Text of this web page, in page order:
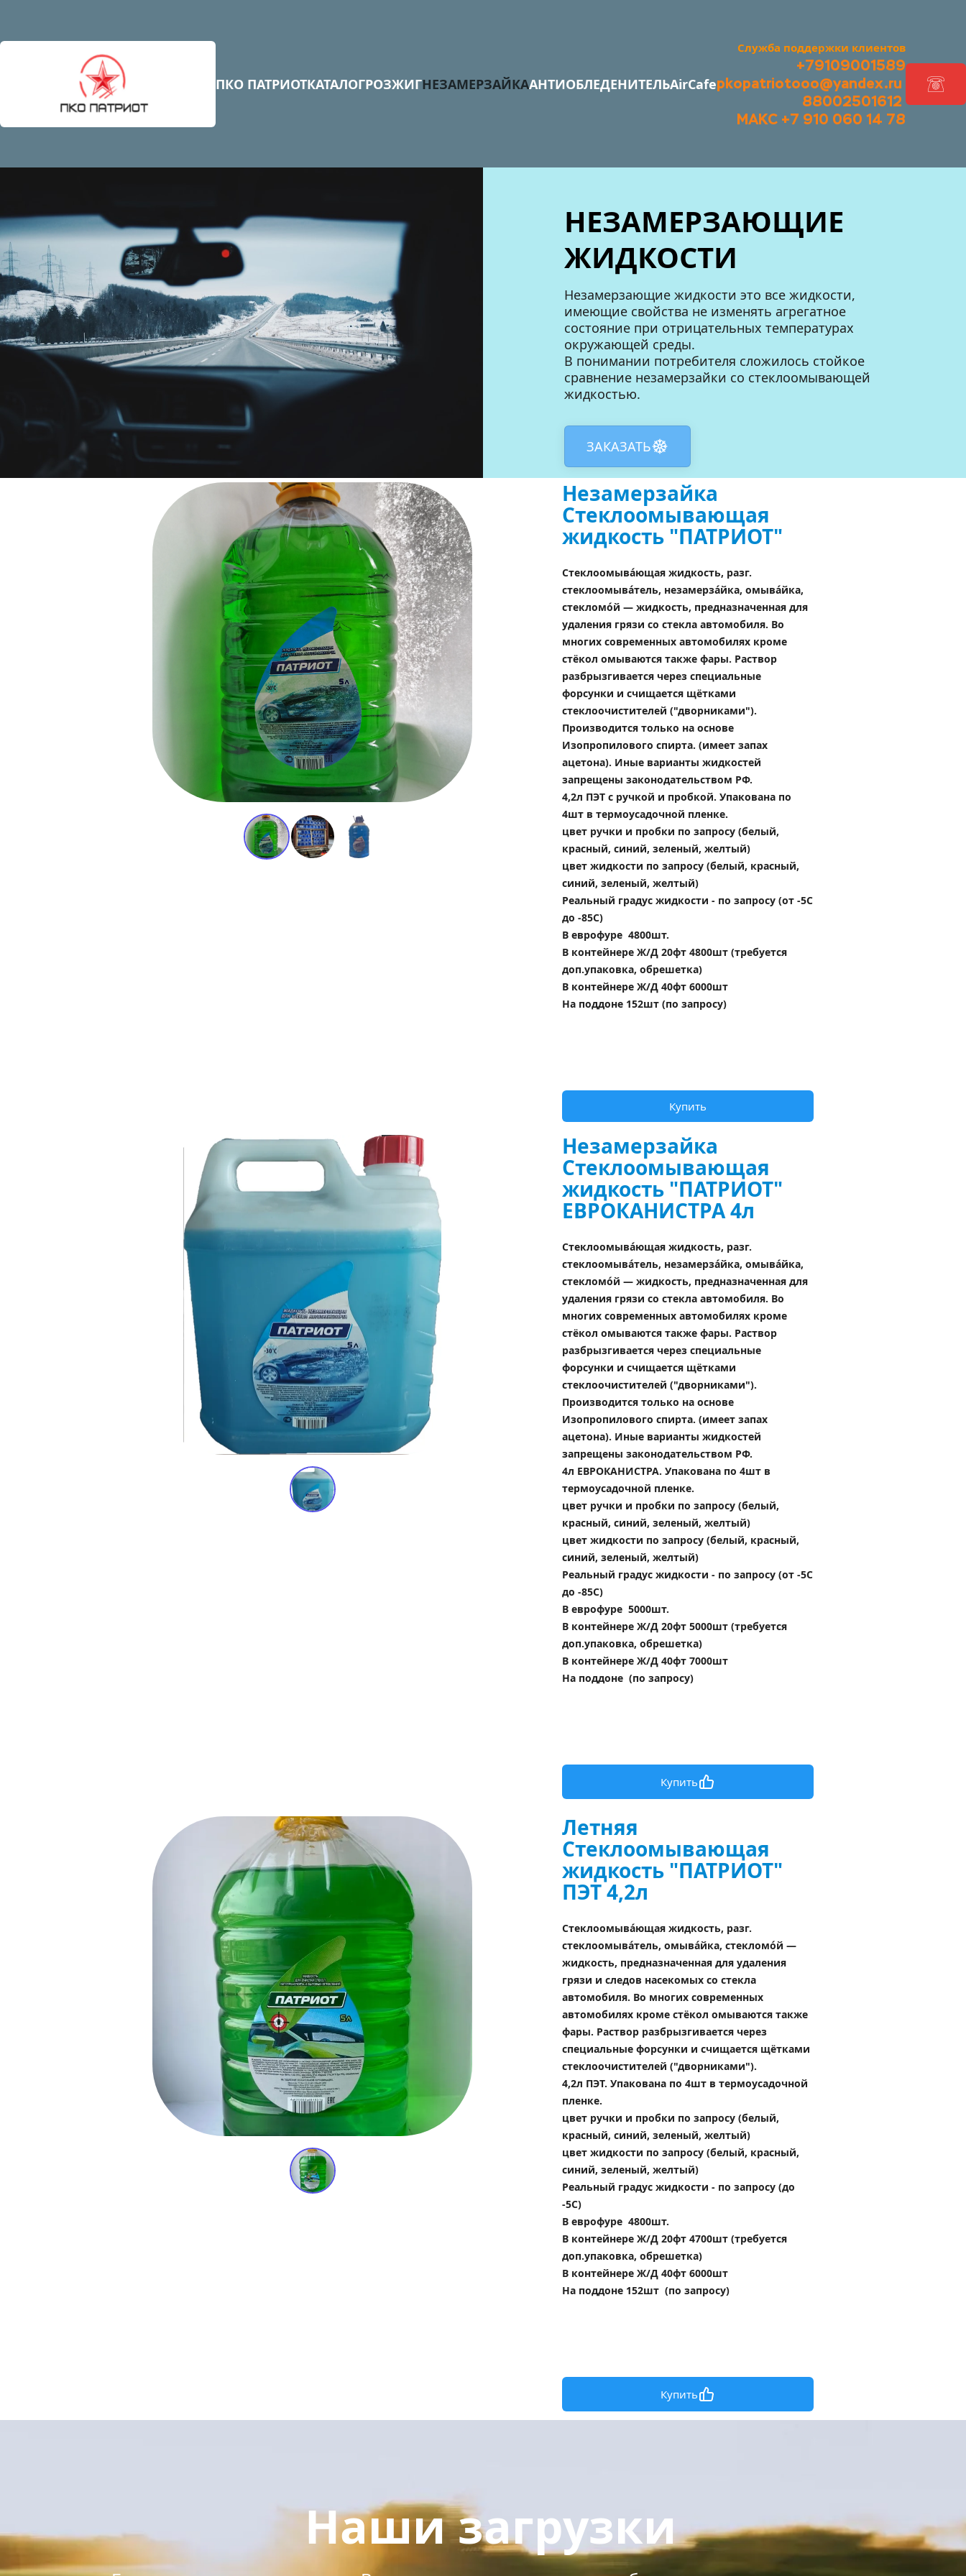
ПКО ПАТРИОТКАТАЛОГРОЗЖИГНЕЗАМЕРЗАЙКААНТИОБЛЕДЕНИТЕЛЬАirCafe
Служба поддержки клиентов
+79109001589
pkopatriotooo@yandex.ru
88002501612
МАКС +7 910 060 14 78
НЕЗАМЕРЗАЮЩИЕ
ЖИДКОСТИ
Незамерзающие жидкости это все жидкости,
имеющие свойства не изменять агрегатное
состояние при отрицательных температурах
окружающей среды.
В понимании потребителя сложилось стойкое
сравнение незамерзайки со стеклоомывающей
жидкостью.
ЗАКАЗАТЬ
Незамерзайка
Стеклоомывающая
жидкость "ПАТРИОТ"
Стеклоомывáющая жидкость, разг.
стеклоомывáтель, незамерзáйка, омывáйка,
стекломóй — жидкость, предназначенная для
удаления грязи со стекла автомобиля. Во
многих современных автомобилях кроме
стёкол омываются также фары. Раствор
разбрызгивается через специальные
форсунки и счищается щётками
стеклоочистителей ("дворниками").
Производится только на основе
Изопропилового спирта. (имеет запах
ацетона). Иные варианты жидкостей
запрещены законодательством РФ.
4,2л ПЭТ с ручкой и пробкой. Упакована по
4шт в термоусадочной пленке.
цвет ручки и пробки по запросу (белый,
красный, синий, зеленый, желтый)
цвет жидкости по запросу (белый, красный,
синий, зеленый, желтый)
Реальный градус жидкости - по запросу (от -5С
до -85С)
В еврофуре  4800шт.
В контейнере Ж/Д 20фт 4800шт (требуется
доп.упаковка, обрешетка)
В контейнере Ж/Д 40фт 6000шт
На поддоне 152шт (по запросу)
Купить
Незамерзайка
Стеклоомывающая
жидкость "ПАТРИОТ"
ЕВРОКАНИСТРА 4л
Стеклоомывáющая жидкость, разг.
стеклоомывáтель, незамерзáйка, омывáйка,
стекломóй — жидкость, предназначенная для
удаления грязи со стекла автомобиля. Во
многих современных автомобилях кроме
стёкол омываются также фары. Раствор
разбрызгивается через специальные
форсунки и счищается щётками
стеклоочистителей ("дворниками").
Производится только на основе
Изопропилового спирта. (имеет запах
ацетона). Иные варианты жидкостей
запрещены законодательством РФ.
4л ЕВРОКАНИСТРА. Упакована по 4шт в
термоусадочной пленке.
цвет ручки и пробки по запросу (белый,
красный, синий, зеленый, желтый)
цвет жидкости по запросу (белый, красный,
синий, зеленый, желтый)
Реальный градус жидкости - по запросу (от -5С
до -85С)
В еврофуре  5000шт.
В контейнере Ж/Д 20фт 5000шт (требуется
доп.упаковка, обрешетка)
В контейнере Ж/Д 40фт 7000шт
На поддоне  (по запросу)
Купить
Летняя
Стеклоомывающая
жидкость "ПАТРИОТ"
ПЭТ 4,2л
Стеклоомывáющая жидкость, разг.
стеклоомывáтель, омывáйка, стекломóй —
жидкость, предназначенная для удаления
грязи и следов насекомых со стекла
автомобиля. Во многих современных
автомобилях кроме стёкол омываются также
фары. Раствор разбрызгивается через
специальные форсунки и счищается щётками
стеклоочистителей ("дворниками").
4,2л ПЭТ. Упакована по 4шт в термоусадочной
пленке.
цвет ручки и пробки по запросу (белый,
красный, синий, зеленый, желтый)
цвет жидкости по запросу (белый, красный,
синий, зеленый, желтый)
Реальный градус жидкости - по запросу (до
-5С)
В еврофуре  4800шт.
В контейнере Ж/Д 20фт 4700шт (требуется
доп.упаковка, обрешетка)
В контейнере Ж/Д 40фт 6000шт
На поддоне 152шт  (по запросу)
Купить
Наши загрузки